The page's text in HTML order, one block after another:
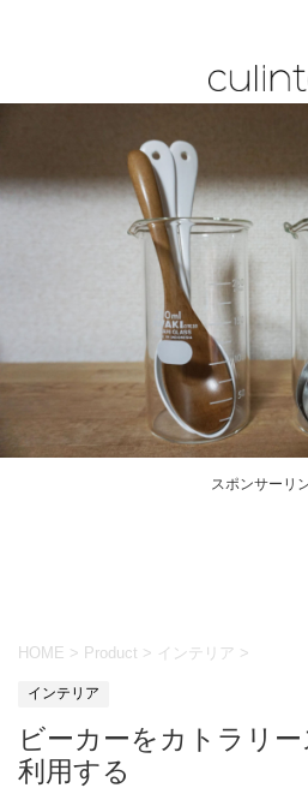
スポンサーリ
HOME > Product > インテリア >
インテリア
ビーカーをカトラリ
利用する